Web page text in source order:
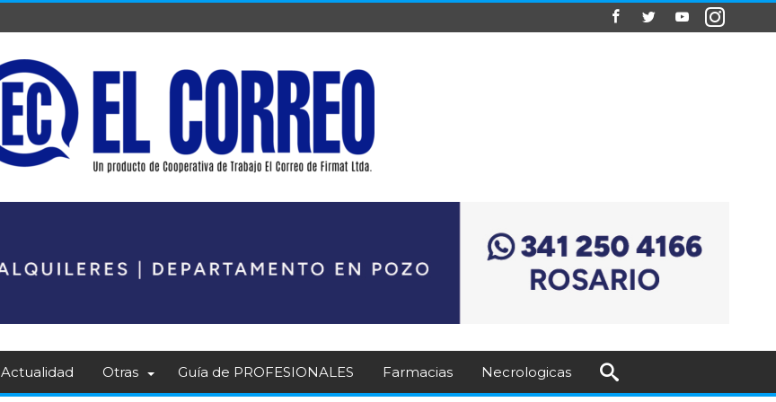
Actualidad Otras Guía de PROFESIONALES Farmacias Necrologicas